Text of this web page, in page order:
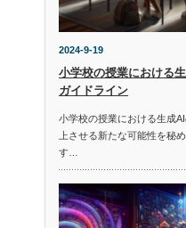
2024-9-19
小学校の授業における
ガイドライン
小学校の授業における生成
上させる新たな可能性を秘
す…